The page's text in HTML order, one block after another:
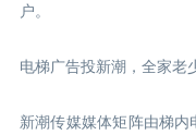
户。
电梯广告投新潮，全家老
新潮传媒媒体矩阵由梯